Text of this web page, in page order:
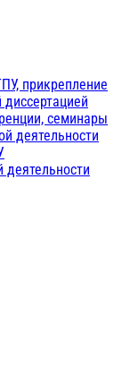
прикрепление
семинары
деятельности
деятельности